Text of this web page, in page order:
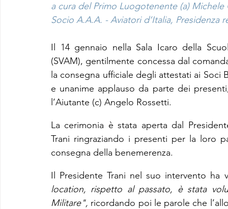
a cura del Primo Luogotenente (a) Michele
Socio A.A.A. - Aviatori d’Italia, Presidenza
Il 14 gennaio nella Sala Icaro della
(SVAM), gentilmente concessa dal
la consegna ufficiale degli attestati ai
e unanime applauso da parte dei
l’Aiutante (c) Angelo Rossetti.
La cerimonia è stata aperta dal
Trani ringraziando i presenti per la loro
consegna della benemerenza.
Il Presidente Trani nel suo intervento
location, rispetto al passato, è stata
Militare", ricordando poi le parole che